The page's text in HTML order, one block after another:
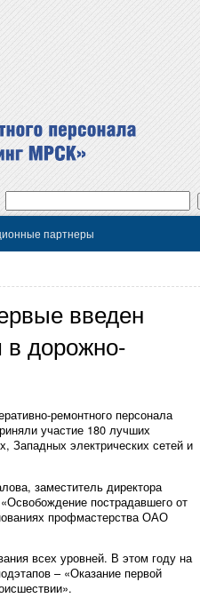
партнеры
введен
в дорожно-
ремонтного персонала
участие 180 лучших
электрических сетей и
заместитель директора
пострадавшего от
профмастерства ОАО
всех уровней. В этом году на
– «Оказание первой